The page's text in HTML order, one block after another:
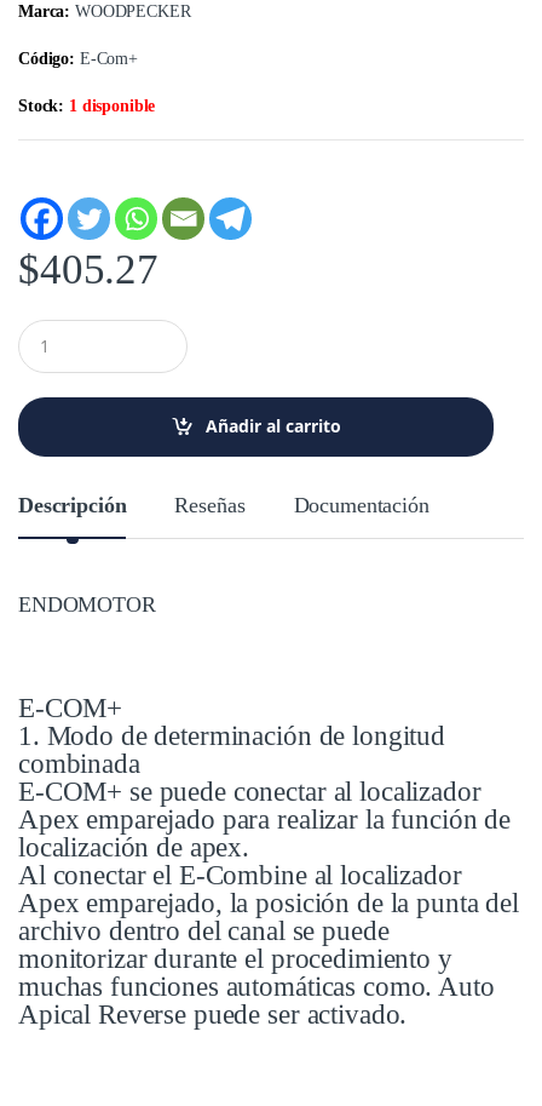
Marca: WOODPECKER
Código: E-Com+
Stock: 1 disponible
$405.27
C
a
i
d
Añadir al carrito
Descripción Reseñas Documentación
ENDOMOTOR
E-COM+
1. Modo de determinación de longitud
combinada
E-COM+ se puede conectar al localizador
Apex emparejado para realizar la función de
localización de apex.
Al conectar el E-Combine al localizador
Apex emparejado, la posición de la punta del
archivo dentro del canal se puede
monitorizar durante el procedimiento y
muchas funciones automáticas como. Auto
Apical Reverse puede ser activado.